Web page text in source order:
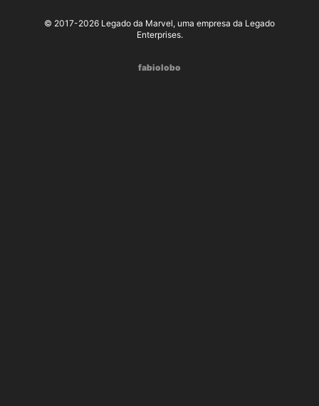
© 2017-2026 Legado da Marvel, uma empresa da Legado
Enterprises.
fabiolobo